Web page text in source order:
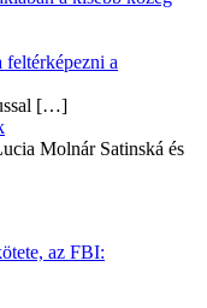
a
[…]
Molnár Satinská és
az FBI: